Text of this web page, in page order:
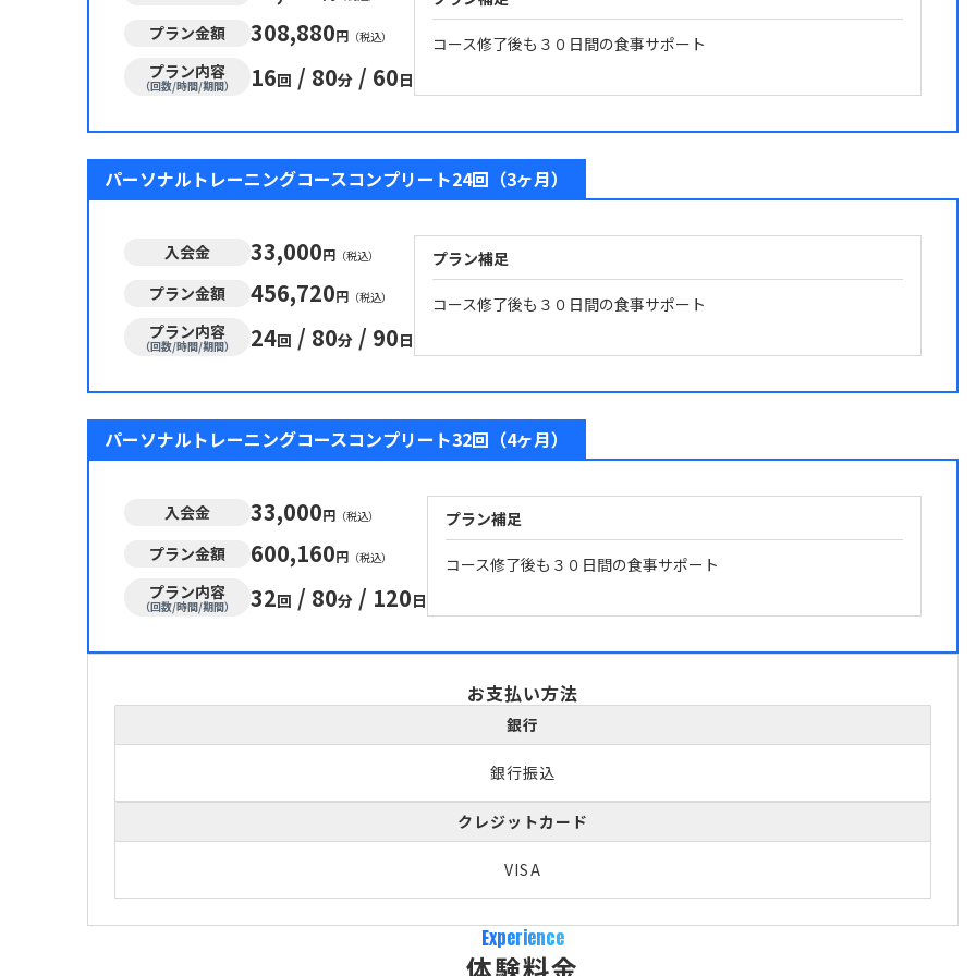
プラン金額 308,880円 （税込）
プラン内容
（回数/時間/期間） 16回 / 80分 / 60日
コース修了後も３０日間の食事サポート
パーソナルトレーニングコースコンプリート24回（3ヶ月）
入会金 33,000円 （税込）
プラン金額 456,720円 （税込）
プラン内容
（回数/時間/期間） 24回 / 80分 / 90日
プラン補足
コース修了後も３０日間の食事サポート
パーソナルトレーニングコースコンプリート32回（4ヶ月）
入会金 33,000円 （税込）
プラン金額 600,160円 （税込）
プラン内容
（回数/時間/期間） 32回 / 80分 / 120日
プラン補足
コース修了後も３０日間の食事サポート
お支払い方法
銀行
銀行振込
クレジットカード
VISA
Experience
体験料金